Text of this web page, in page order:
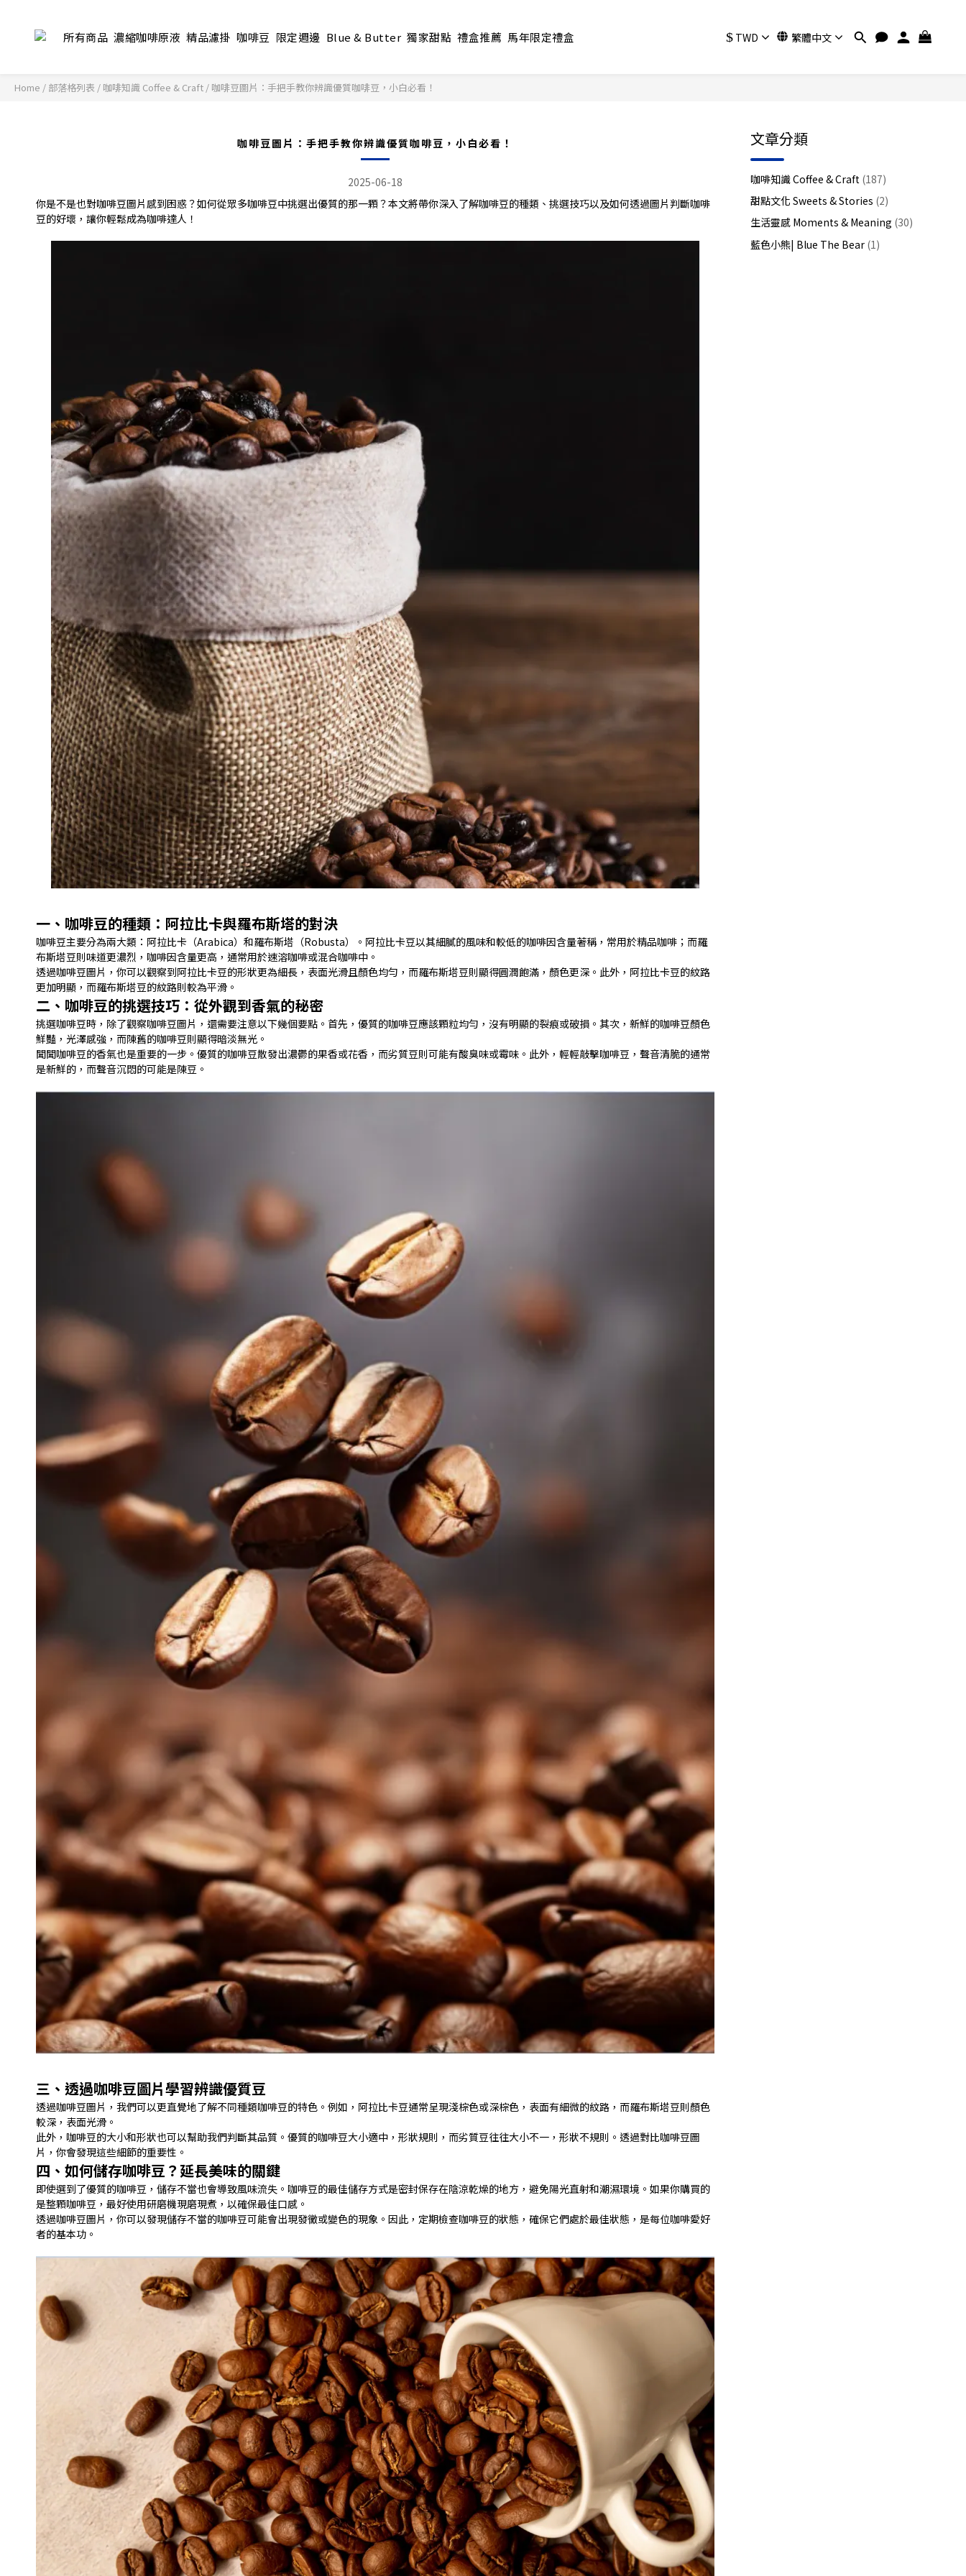
$ TWD 繁體中文
所有商品 濃縮咖啡原液 精品濾掛 咖啡豆 限定週邊 Blue & Butter 獨家甜點 禮盒推薦 馬年限定禮盒
Home / 部落格列表 / 咖啡知識 Coffee & Craft / 咖啡豆圖片：手把手教你辨識優質咖啡豆，小白必看！
咖啡豆圖片：手把手教你辨識優質咖啡豆，小白必看！
2025-06-18
你是不是也對咖啡豆圖片感到困惑？如何從眾多咖啡豆中挑選出優質的那一顆？本文將帶你深入了解咖啡豆的種類、挑選技巧以及如何透過圖片判斷咖啡
豆的好壞，讓你輕鬆成為咖啡達人！
一、咖啡豆的種類：阿拉比卡與羅布斯塔的對決
咖啡豆主要分為兩大類：阿拉比卡（Arabica）和羅布斯塔（Robusta）。阿拉比卡豆以其細膩的風味和較低的咖啡因含量著稱，常用於精品咖啡；而羅
布斯塔豆則味道更濃烈，咖啡因含量更高，通常用於速溶咖啡或混合咖啡中。
透過咖啡豆圖片，你可以觀察到阿拉比卡豆的形狀更為細長，表面光滑且顏色均勻，而羅布斯塔豆則顯得圓潤飽滿，顏色更深。此外，阿拉比卡豆的紋路
更加明顯，而羅布斯塔豆的紋路則較為平滑。
二、咖啡豆的挑選技巧：從外觀到香氣的秘密
挑選咖啡豆時，除了觀察咖啡豆圖片，還需要注意以下幾個要點。首先，優質的咖啡豆應該顆粒均勻，沒有明顯的裂痕或破損。其次，新鮮的咖啡豆顏色
鮮豔，光澤感強，而陳舊的咖啡豆則顯得暗淡無光。
聞聞咖啡豆的香氣也是重要的一步。優質的咖啡豆散發出濃鬱的果香或花香，而劣質豆則可能有酸臭味或霉味。此外，輕輕敲擊咖啡豆，聲音清脆的通常
是新鮮的，而聲音沉悶的可能是陳豆。
三、透過咖啡豆圖片學習辨識優質豆
透過咖啡豆圖片，我們可以更直覺地了解不同種類咖啡豆的特色。例如，阿拉比卡豆通常呈現淺棕色或深棕色，表面有細微的紋路，而羅布斯塔豆則顏色
較深，表面光滑。
此外，咖啡豆的大小和形狀也可以幫助我們判斷其品質。優質的咖啡豆大小適中，形狀規則，而劣質豆往往大小不一，形狀不規則。透過對比咖啡豆圖
片，你會發現這些細節的重要性。
四、如何儲存咖啡豆？延長美味的關鍵
即使選到了優質的咖啡豆，儲存不當也會導致風味流失。咖啡豆的最佳儲存方式是密封保存在陰涼乾燥的地方，避免陽光直射和潮濕環境。如果你購買的
是整顆咖啡豆，最好使用研磨機現磨現煮，以確保最佳口感。
透過咖啡豆圖片，你可以發現儲存不當的咖啡豆可能會出現發黴或變色的現象。因此，定期檢查咖啡豆的狀態，確保它們處於最佳狀態，是每位咖啡愛好
者的基本功。
文章分類
咖啡知識 Coffee & Craft (187)
甜點文化 Sweets & Stories (2)
生活靈感 Moments & Meaning (30)
藍色小熊| Blue The Bear (1)